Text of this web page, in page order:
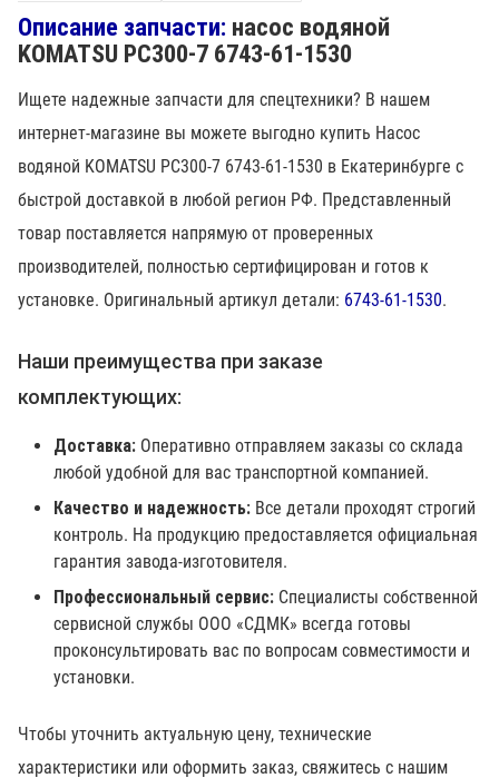
Описание запчасти: насос водяной
KOMATSU PC300-7 6743-61-1530
Ищете надежные запчасти для спецтехники? В нашем
интернет-магазине вы можете выгодно купить Насос
водяной KOMATSU PC300-7 6743-61-1530 в Екатеринбурге с
быстрой доставкой в любой регион РФ. Представленный
товар поставляется напрямую от проверенных
производителей, полностью сертифицирован и готов к
установке. Оригинальный артикул детали: 6743-61-1530.
Наши преимущества при заказе
комплектующих:
Доставка: Оперативно отправляем заказы со склада
любой удобной для вас транспортной компанией.
Качество и надежность: Все детали проходят строгий
контроль. На продукцию предоставляется официальная
гарантия завода-изготовителя.
Профессиональный сервис: Специалисты собственной
сервисной службы ООО «СДМК» всегда готовы
проконсультировать вас по вопросам совместимости и
установки.
Чтобы уточнить актуальную цену, технические
характеристики или оформить заказ, свяжитесь с нашим